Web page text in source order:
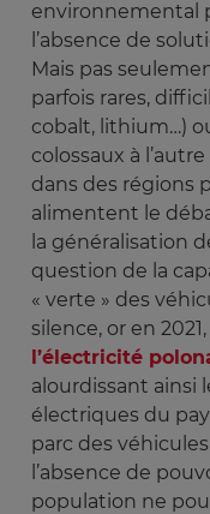
environnemental
l’absence de
Mais pas
parfois rares,
cobalt, lithium…)
colossaux à
dans des régions
alimentent le
la généralisation
question de la
« verte » des
silence, or en
l’électricité
alourdissant ainsi
électriques du
parc des
l’absence de
population ne